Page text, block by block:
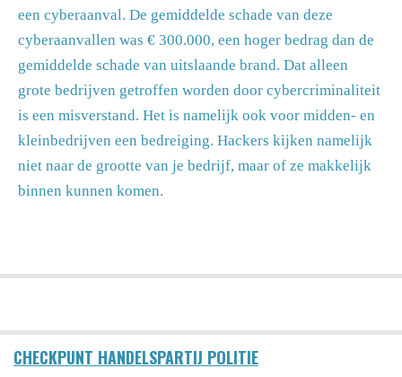
een cyberaanval. De gemiddelde schade van deze
cyberaanvallen was € 300.000, een hoger bedrag dan de
gemiddelde schade van uitslaande brand. Dat alleen
grote bedrijven getroffen worden door cybercriminaliteit
is een misverstand. Het is namelijk ook voor midden- en
kleinbedrijven een bedreiging. Hackers kijken namelijk
niet naar de grootte van je bedrijf, maar of ze makkelijk
binnen kunnen komen.
CHECKPUNT HANDELSPARTIJ POLITIE